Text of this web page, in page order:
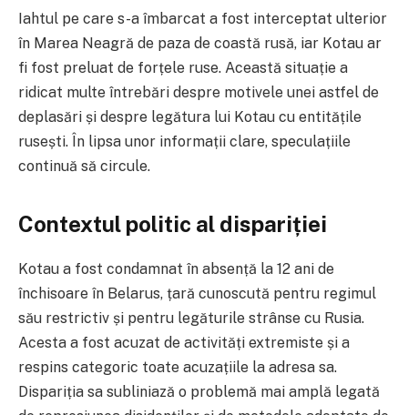
Iahtul pe care s-a îmbarcat a fost interceptat ulterior
în Marea Neagră de paza de coastă rusă, iar Kotau ar
fi fost preluat de forțele ruse. Această situație a
ridicat multe întrebări despre motivele unei astfel de
deplasări și despre legătura lui Kotau cu entitățile
rusești. În lipsa unor informații clare, speculațiile
continuă să circule.
Contextul politic al dispariției
Kotau a fost condamnat în absență la 12 ani de
închisoare în Belarus, țară cunoscută pentru regimul
său restrictiv și pentru legăturile strânse cu Rusia.
Acesta a fost acuzat de activități extremiste și a
respins categoric toate acuzațiile la adresa sa.
Dispariția sa subliniază o problemă mai amplă legată